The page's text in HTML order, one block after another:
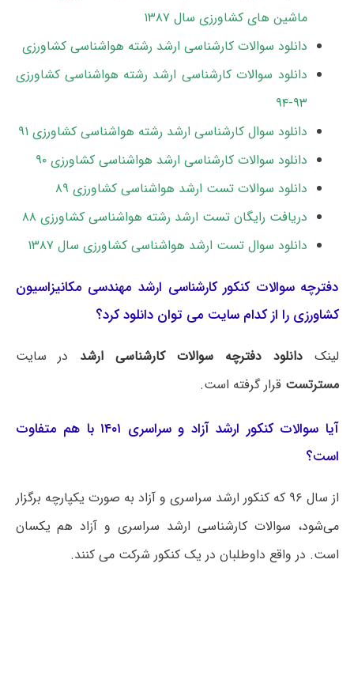
ماشین های کشاورزی سال ۱۳۸۷
دانلود سوالات کارشناسی ارشد رشته هواشناسی کشاورزی
دانلود سوالات کارشناسی ارشد رشته هواشناسی کشاورزی
۹۳-۹۴
دانلود سوال کارشناسی ارشد رشته هواشناسی کشاورزی ۹۱
دانلود سوالات کارشناسی ارشد هواشناسی کشاورزی ۹۰
دانلود سوالات تست ارشد هواشناسی کشاورزی ۸۹
دریافت رایگان تست ارشد رشته هواشناسی کشاورزی ۸۸
دانلود سوال تست ارشد هواشناسی کشاورزی سال ۱۳۸۷
دفترچه سوالات کنکور کارشناسی ارشد مهندسی مکانیزاسیون
کشاورزی را از کدام سایت می توان دانلود کرد؟
لینکدانلود دفترچه سوالات کارشناسی ارشد در سایت
مسترتست قرار گرفته است.
آیا سوالات کنکور ارشد آزاد و سراسری ۱۴۰۱ با هم متفاوت
است؟
از سال ۹۶ که کنکور ارشد سراسری و آزاد به صورت یکپارچه برگزار
می‌شود، سوالات کارشناسی ارشد سراسری و آزاد هم یکسان
است. در واقع داوطلبان در یک کنکور شرکت می کنند.